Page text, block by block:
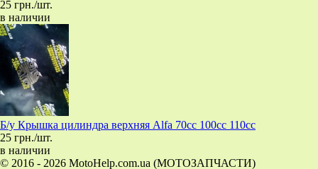
25 грн./шт.
в наличии
Б/у Крышка цилиндра верхняя Alfa 70cc 100cc 110cc
25 грн./шт.
в наличии
© 2016 - 2026 MotoHelp.com.ua (МОТОЗАПЧАСТИ)